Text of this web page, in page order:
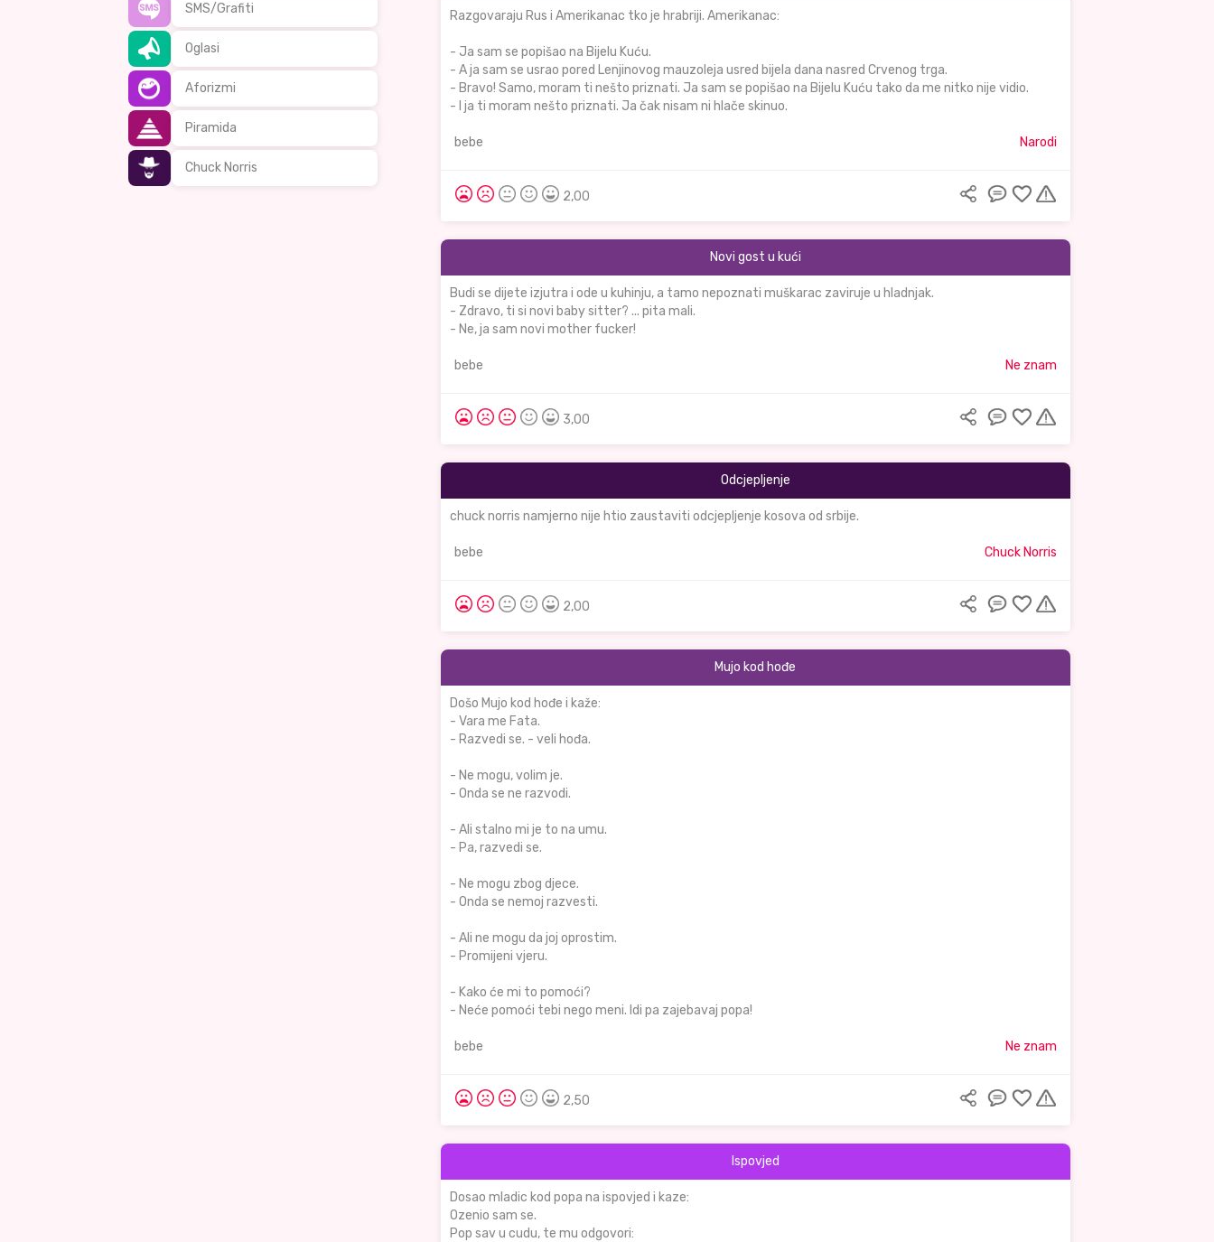
SMS/Grafiti
Oglasi
Aforizmi
Piramida
Chuck Norris
Razgovaraju Rus i Amerikanac tko je hrabriji. Amerikanac:
- Ja sam se popišao na Bijelu Kuću.
- A ja sam se usrao pored Lenjinovog mauzoleja usred bijela dana nasred Crvenog trga.
- Bravo! Samo, moram ti nešto priznati. Ja sam se popišao na Bijelu Kuću tako da me nitko nije vidio.
- I ja ti moram nešto priznati. Ja čak nisam ni hlače skinuo.
bebe Narodi
2,00
Novi gost u kući
Budi se dijete izjutra i ode u kuhinju, a tamo nepoznati muškarac zaviruje u hladnjak.
- Zdravo, ti si novi baby sitter? ... pita mali.
- Ne, ja sam novi mother fucker!
bebe Ne znam
3,00
Odcjepljenje
chuck norris namjerno nije htio zaustaviti odcjepljenje kosova od srbije.
bebe Chuck Norris
2,00
Mujo kod hođe
Došo Mujo kod hođe i kaže:
- Vara me Fata.
- Razvedi se. - veli hođa.
- Ne mogu, volim je.
- Onda se ne razvodi.
- Ali stalno mi je to na umu.
- Pa, razvedi se.
- Ne mogu zbog djece.
- Onda se nemoj razvesti.
- Ali ne mogu da joj oprostim.
- Promijeni vjeru.
- Kako će mi to pomoći?
- Neće pomoći tebi nego meni. Idi pa zajebavaj popa!
bebe Ne znam
2,50
Ispovjed
Dosao mladic kod popa na ispovjed i kaze:
Ozenio sam se.
Pop sav u cudu, te mu odgovori: